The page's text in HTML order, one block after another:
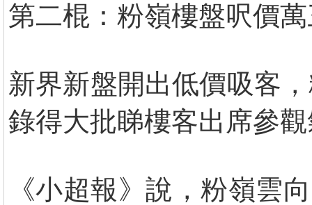
第二棍：粉嶺樓盤呎價
新界新盤開出低價吸客
錄得大批睇樓客出席參
《小超報》說，粉嶺雲